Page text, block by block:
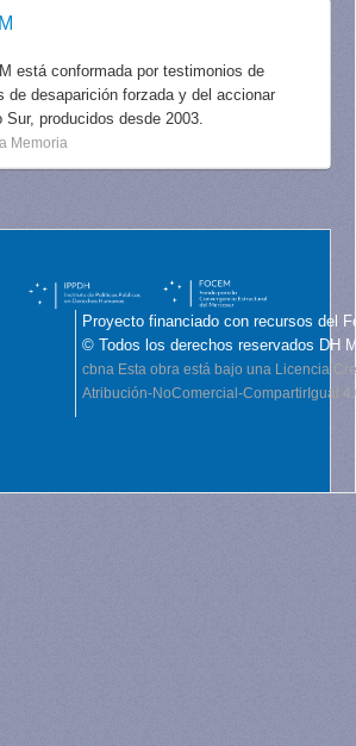
está conformada por testimonios de
desaparición forzada y del accionar
Sur, producidos desde 2003.
Memoria
Proyecto financiado con recursos del
© Todos los derechos reservados DH
cbna Esta obra está bajo una Licencia
Atribución-NoComercial-CompartirIgual